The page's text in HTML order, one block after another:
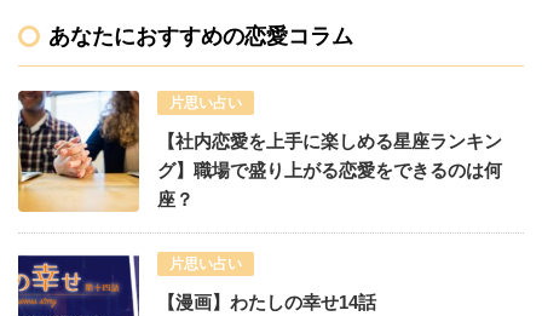
あなたにおすすめの恋愛コラム
片思い占い
【社内恋愛を上手に楽しめる星座ランキン
グ】職場で盛り上がる恋愛をできるのは何
座？
片思い占い
【漫画】わたしの幸せ14話